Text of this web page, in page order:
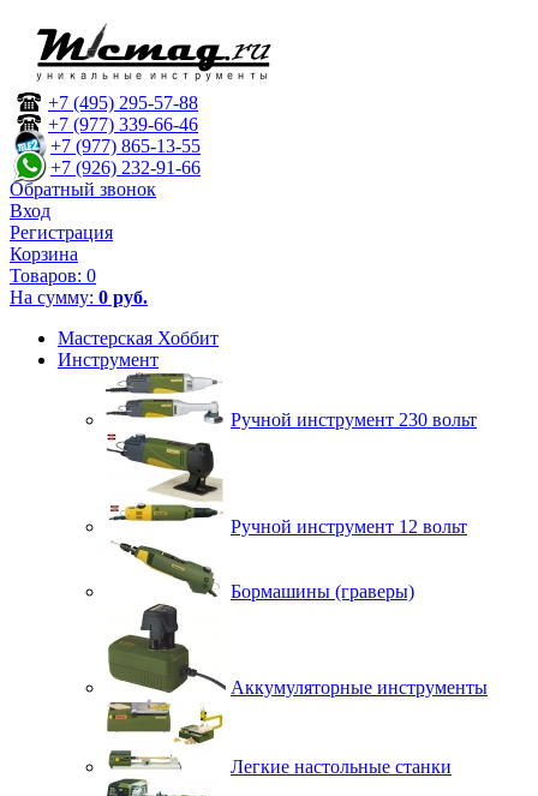
+7 (495) 295-57-88
+7 (977) 339-66-46
+7 (977) 865-13-55
+7 (926) 232-91-66
Обратный звонок
Вход
Регистрация
Корзина
Товаров: 0
На сумму: 0 руб.
Мастерская Хоббит
Инструмент
Ручной инструмент 230 вольт
Ручной инструмент 12 вольт
Бормашины (граверы)
Аккумуляторные инструменты
Легкие настольные станки